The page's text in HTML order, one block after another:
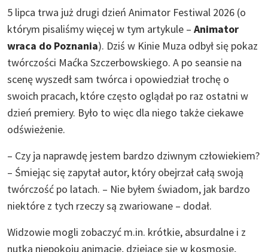
5 lipca trwa już drugi dzień Animator Festiwal 2026 (o
którym pisaliśmy więcej w tym artykule – Animator
wraca do Poznania). Dziś w Kinie Muza odbył się pokaz
twórczości Maćka Szczerbowskiego. A po seansie na
scenę wyszedł sam twórca i opowiedział trochę o
swoich pracach, które często oglądał po raz ostatni w
dzień premiery. Było to więc dla niego także ciekawe
odświeżenie.
– Czy ja naprawdę jestem bardzo dziwnym człowiekiem?
– Śmiejąc się zapytał autor, który obejrzał całą swoją
twórczość po latach. – Nie byłem świadom, jak bardzo
niektóre z tych rzeczy są zwariowane – dodał.
Widzowie mogli zobaczyć m.in. krótkie, absurdalne i z
nutką niepokoju animacje, dziejące się w kosmosie,